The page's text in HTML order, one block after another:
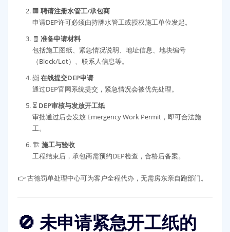
🏢聘请注册水管工/承包商
申请DEP许可必须由持牌水管工或授权施工单位发起。
🧾准备申请材料
包括施工图纸、紧急情况说明、地址信息、地块编号
（Block/Lot）、联系人信息等。
📨在线提交DEP申请
通过DEP官网系统提交，紧急情况会被优先处理。
⏳ DEP审核与发放开工纸
审批通过后会发放 Emergency Work Permit，即可合法施
工。
🏗️施工与验收
工程结束后，承包商需预约DEP检查，合格后备案。
👉 古德罚单处理中心可为客户全程代办，无需房东亲自跑部门。
🚫 未申请紧急开工纸的